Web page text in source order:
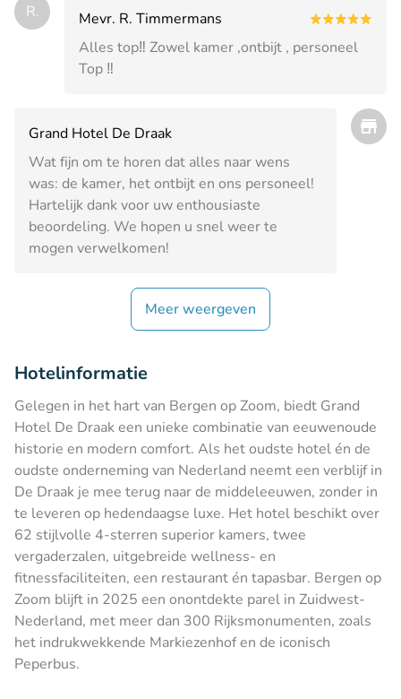
R.
Mevr. R. Timmermans
Alles top‼️ Zowel kamer ,ontbijt , personeel
Top ‼️
Grand Hotel De Draak
Wat fijn om te horen dat alles naar wens
was: de kamer, het ontbijt en ons personeel!
Hartelijk dank voor uw enthousiaste
beoordeling. We hopen u snel weer te
mogen verwelkomen!
Meer weergeven
Hotelinformatie
Gelegen in het hart van Bergen op Zoom, biedt Grand
Hotel De Draak een unieke combinatie van eeuwenoude
historie en modern comfort. Als het oudste hotel én de
oudste onderneming van Nederland neemt een verblijf in
De Draak je mee terug naar de middeleeuwen, zonder in
te leveren op hedendaagse luxe. Het hotel beschikt over
62 stijlvolle 4-sterren superior kamers, twee
vergaderzalen, uitgebreide wellness- en
fitnessfaciliteiten, een restaurant én tapasbar. Bergen op
Zoom blijft in 2025 een onontdekte parel in Zuidwest-
Nederland, met meer dan 300 Rijksmonumenten, zoals
het indrukwekkende Markiezenhof en de iconisch
Peperbus.